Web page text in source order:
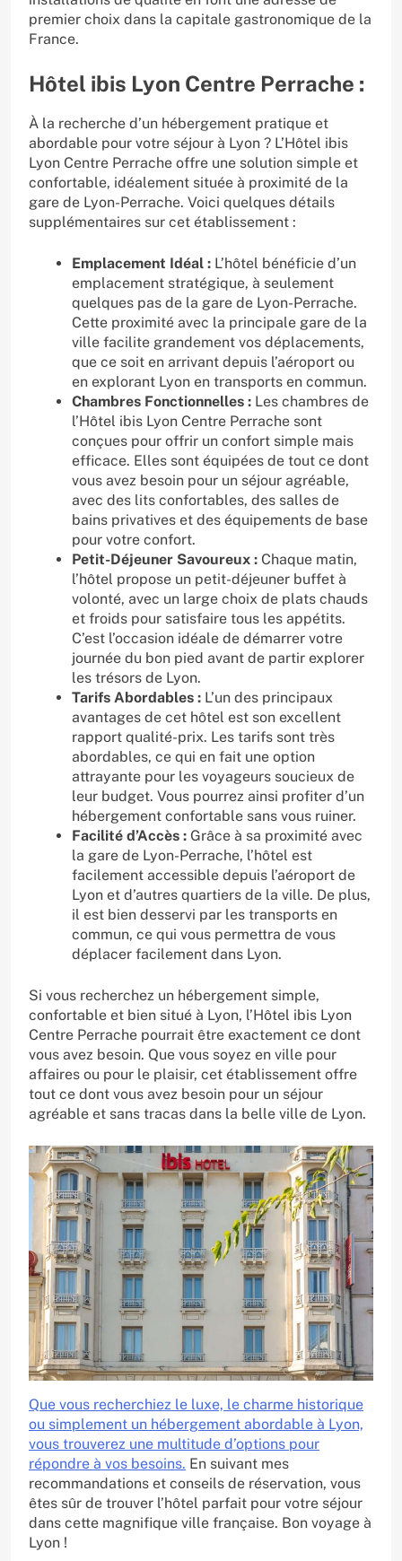
premier choix dans la capitale gastronomique de la
France.
Hôtel ibis Lyon Centre Perrache :
À la recherche d’un hébergement pratique et
abordable pour votre séjour à Lyon ? L’Hôtel ibis
Lyon Centre Perrache offre une solution simple et
confortable, idéalement située à proximité de la
gare de Lyon-Perrache. Voici quelques détails
supplémentaires sur cet établissement :
Emplacement Idéal : L’hôtel bénéficie d’un
emplacement stratégique, à seulement
quelques pas de la gare de Lyon-Perrache.
Cette proximité avec la principale gare de la
ville facilite grandement vos déplacements,
que ce soit en arrivant depuis l’aéroport ou
en explorant Lyon en transports en commun.
Chambres Fonctionnelles : Les chambres de
l’Hôtel ibis Lyon Centre Perrache sont
conçues pour offrir un confort simple mais
efficace. Elles sont équipées de tout ce dont
vous avez besoin pour un séjour agréable,
avec des lits confortables, des salles de
bains privatives et des équipements de base
pour votre confort.
Petit-Déjeuner Savoureux : Chaque matin,
l’hôtel propose un petit-déjeuner buffet à
volonté, avec un large choix de plats chauds
et froids pour satisfaire tous les appétits.
C’est l’occasion idéale de démarrer votre
journée du bon pied avant de partir explorer
les trésors de Lyon.
Tarifs Abordables : L’un des principaux
avantages de cet hôtel est son excellent
rapport qualité-prix. Les tarifs sont très
abordables, ce qui en fait une option
attrayante pour les voyageurs soucieux de
leur budget. Vous pourrez ainsi profiter d’un
hébergement confortable sans vous ruiner.
Facilité d’Accès : Grâce à sa proximité avec
la gare de Lyon-Perrache, l’hôtel est
facilement accessible depuis l’aéroport de
Lyon et d’autres quartiers de la ville. De plus,
il est bien desservi par les transports en
commun, ce qui vous permettra de vous
déplacer facilement dans Lyon.
Si vous recherchez un hébergement simple,
confortable et bien situé à Lyon, l’Hôtel ibis Lyon
Centre Perrache pourrait être exactement ce dont
vous avez besoin. Que vous soyez en ville pour
affaires ou pour le plaisir, cet établissement offre
tout ce dont vous avez besoin pour un séjour
agréable et sans tracas dans la belle ville de Lyon.
Que vous recherchiez le luxe, le charme historique
ou simplement un hébergement abordable à Lyon,
vous trouverez une multitude d’options pour
répondre à vos besoins. En suivant mes
recommandations et conseils de réservation, vous
êtes sûr de trouver l’hôtel parfait pour votre séjour
dans cette magnifique ville française. Bon voyage à
Lyon !